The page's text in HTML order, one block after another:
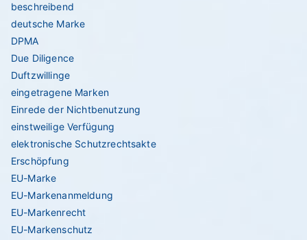
beschreibend
deutsche Marke
DPMA
Due Diligence
Duftzwillinge
eingetragene Marken
Einrede der Nichtbenutzung
einstweilige Verfügung
elektronische Schutzrechtsakte
Erschöpfung
EU-Marke
EU-Markenanmeldung
EU-Markenrecht
EU-Markenschutz